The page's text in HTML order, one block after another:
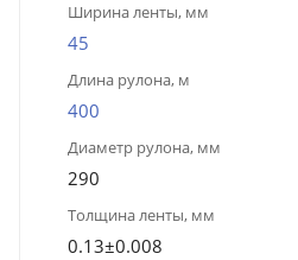
Ширина ленты, мм
45
Длина рулона, м
400
Диаметр рулона, мм
290
Толщина ленты, мм
0.13±0.008